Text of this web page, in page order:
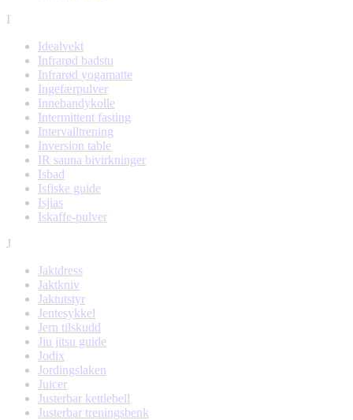
I
Idealvekt
Infrarød badstu
Infrarød yogamatte
Ingefærpulver
Innebandykolle
Intermittent fasting
Intervalltrening
Inversion table
IR sauna bivirkninger
Isbad
Isfiske guide
Isjias
Iskaffe-pulver
J
Jaktdress
Jaktkniv
Jaktutstyr
Jentesykkel
Jern tilskudd
Jiu jitsu guide
Jodix
Jordingslaken
Juicer
Justerbar kettlebell
Justerbar treningsbenk